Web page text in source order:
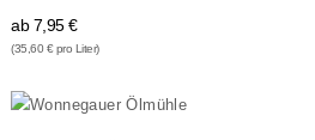
ab7,95 €
(35,60 € pro Liter)